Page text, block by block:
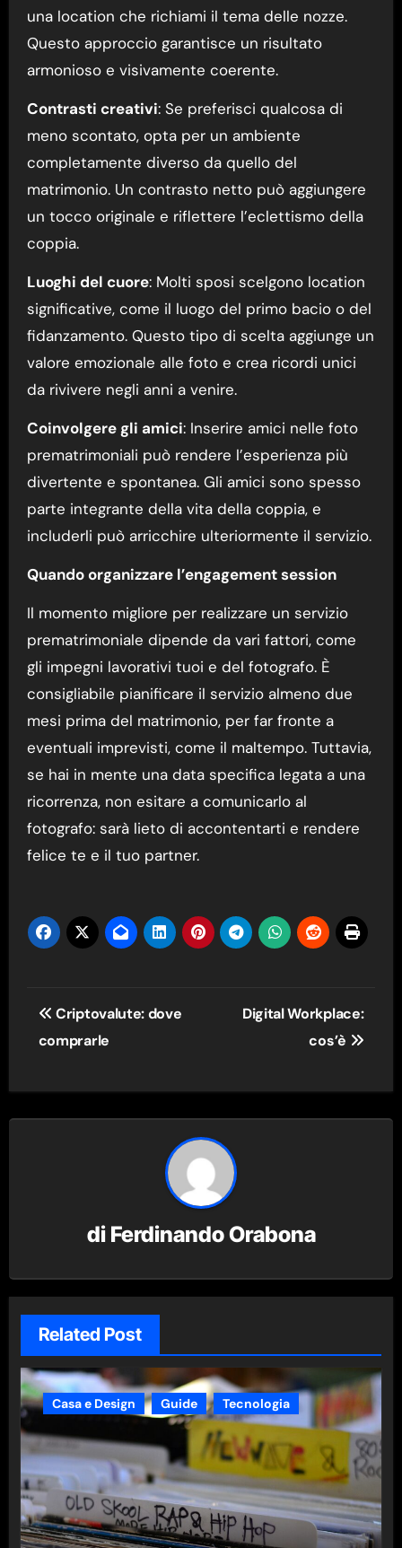
una location che richiami il tema delle nozze.
Questo approccio garantisce un risultato
armonioso e visivamente coerente.
Contrasti creativi: Se preferisci qualcosa di
meno scontato, opta per un ambiente
completamente diverso da quello del
matrimonio. Un contrasto netto può aggiungere
un tocco originale e riflettere l’eclettismo della
coppia.
Luoghi del cuore: Molti sposi scelgono location
significative, come il luogo del primo bacio o del
fidanzamento. Questo tipo di scelta aggiunge un
valore emozionale alle foto e crea ricordi unici
da rivivere negli anni a venire.
Coinvolgere gli amici: Inserire amici nelle foto
prematrimoniali può rendere l’esperienza più
divertente e spontanea. Gli amici sono spesso
parte integrante della vita della coppia, e
includerli può arricchire ulteriormente il servizio.
Quando organizzare l’engagement session
Il momento migliore per realizzare un servizio
prematrimoniale dipende da vari fattori, come
gli impegni lavorativi tuoi e del fotografo. È
consigliabile pianificare il servizio almeno due
mesi prima del matrimonio, per far fronte a
eventuali imprevisti, come il maltempo. Tuttavia,
se hai in mente una data specifica legata a una
ricorrenza, non esitare a comunicarlo al
fotografo: sarà lieto di accontentarti e rendere
felice te e il tuo partner.
Navigazione
articoli
Criptovalute: dove
comprarle
Digital Workplace:
cos’è
di Ferdinando Orabona
Related Post
Casa e Design Guide Tecnologia